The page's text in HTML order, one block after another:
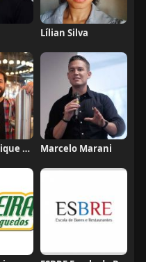
Lílian Silva
Carlos Henrique de Faria Vasconcelos Marcelo Marani